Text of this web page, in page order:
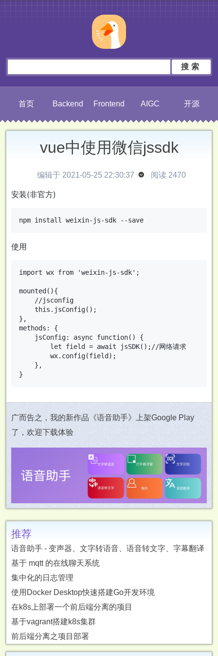
搜索
首页 Backend Frontend AIGC 开源
vue中使用微信jssdk
编辑于 2021-05-25 22:30:37  阅读 2470
安装(非官方)
使用
import wx from 'weixin-js-sdk';
mounted(){
},
methods: {
广而告之，我的新作品《语音助手》上架Google Play
了，欢迎下载体验
推荐
语音助手 - 变声器、文字转语音、语音转文字、字幕翻译
基于 mqtt 的在线聊天系统
集中化的日志管理
使用Docker Desktop快速搭建Go开发环境
在k8s上部署一个前后端分离的项目
基于vagrant搭建k8s集群
前后端分离之项目部署